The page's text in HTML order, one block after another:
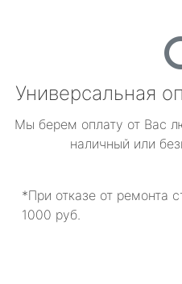
Универсальная
Мы берем оплату от Вас
наличный или
*При отказе от ремонта
1000 руб.